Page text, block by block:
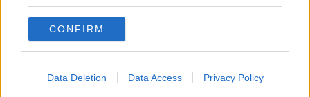
CONFIRM
Data Deletion Data Access Privacy Policy
commentato la sindacaEmma Donnini
costante vicinanza della Fondazione al nostro territorio. Un grazie
di cuore anche alla Pubblica Assistenza e al suo presidente Luigi
momento dell'emergenza ma anche per aiutarci ad individuare i
nuclei familiari in maggiore difficoltà”.